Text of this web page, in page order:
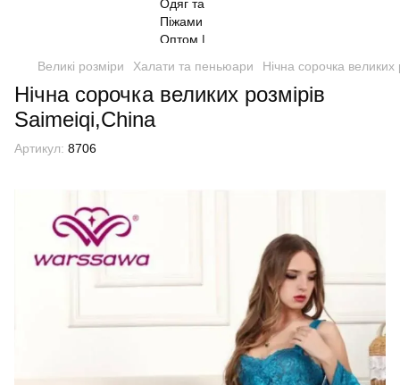
Великі розміри Халати та пеньюари Нічна сорочка
Нічна сорочка великих розмірів
Saimeiqi,China
Артикул: 8706